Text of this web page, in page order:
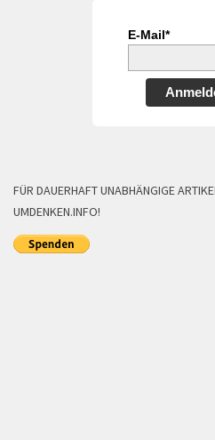
E-Mail*
FÜR DAUERHAFT UNABHÄNGIGE
UMDENKEN.INFO!